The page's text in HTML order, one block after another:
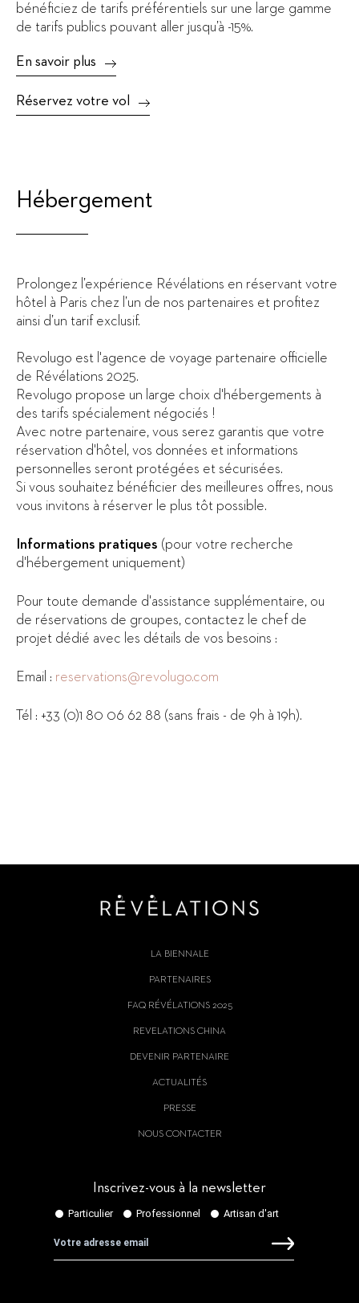
bénéficiez de tarifs préférentiels sur une large gamme
de tarifs publics pouvant aller jusqu’à -15%.
En savoir plus
Réservez votre vol
Hébergement
Prolongez l’expérience Révélations en réservant votre
hôtel à Paris chez l’un de nos partenaires et profitez
ainsi d’un tarif exclusif.
Revolugo est l'agence de voyage partenaire officielle
de Révélations 2025.
Revolugo propose un large choix d'hébergements à
des tarifs spécialement négociés !
Avec notre partenaire, vous serez garantis que votre
réservation d'hôtel, vos données et informations
personnelles seront protégées et sécurisées.
Si vous souhaitez bénéficier des meilleures offres, nous
vous invitons à réserver le plus tôt possible.
Informations pratiques (pour votre recherche
d'hébergement uniquement)
Pour toute demande d'assistance supplémentaire, ou
de réservations de groupes, contactez le chef de
projet dédié avec les détails de vos besoins :
Email : reservations@revolugo.com
Tél : +33 (0)1 80 06 62 88 (sans frais - de 9h à 19h).
LA BIENNALE
PARTENAIRES
FAQ RÉVÉLATIONS 2025
REVELATIONS CHINA
DEVENIR PARTENAIRE
ACTUALITÉS
PRESSE
NOUS CONTACTER
Inscrivez-vous à la newsletter